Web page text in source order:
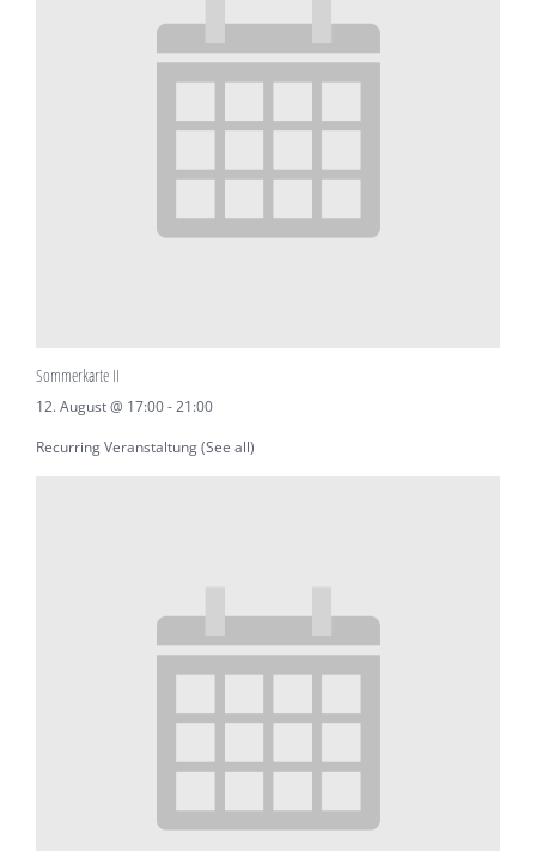
Sommerkarte II
12. August @ 17:00-21:00
Recurring Veranstaltung(See all)